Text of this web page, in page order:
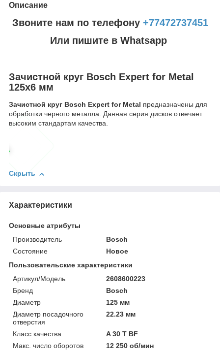
Описание
Звоните нам по телефону +77472737451
Или пишите в Whatsapp
Зачистной круг Bosch Expert for Metal
125x6 мм
Зачистной круг Bosch Expert for Metal предназначены для
обработки черного металла. Данная серия дисков отвечает
высоким стандартам качества.
Скрыть
Характеристики
Основные атрибуты
Производитель
Bosch
Состояние
Новое
Пользовательские характеристики
Артикул/Модель
2608600223
Бренд
Bosch
Диаметр
125 мм
Диаметр посадочного
отверстия
22.23 мм
Класс качества
A 30 T BF
Макс. число оборотов
12 250 об/мин